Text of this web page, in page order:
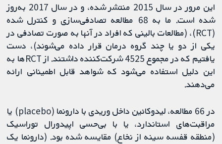
این مرور در سال 2015 منتشر شده، و در سال 2017 به‌روز
شده است. ما به 68 مطالعه تصادفی‌سازی و کنترل شده
(RCT)، (مطالعات بالینی که افراد در آنها به صورت تصادفی در
یکی از دو یا چند گروه درمان قرار داده می‌شوند)، دست
یافتیم که در مجموع 4525 شرکت‌کننده داشتند. از RCTها به
این دلیل استفاده می‌شود که شواهد قابل اطمینانی ارائه
می‌دهند.
در 66 مطالعه، لیدوکائین داخل وریدی با دارونما (placebo) یا
مراقبت‌های استاندارد، یا با بی‌حسی اپیدورال توراسیک
(منطقه قفسه سینه از نخاع) مقایسه شده بود. (دارونما یک